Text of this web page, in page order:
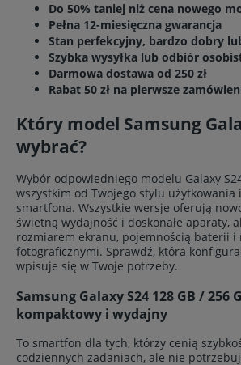
Do 50% taniej niż cena nowego
Pełna 12-miesięczna gwarancja
Stan perfekcyjny, bardzo dobry
Szybka wysyłka lub odbiór
Darmowa dostawa od 250 zł
Rabat 50 zł na pierwsze
Który model Samsung
wybrać?
Wybór odpowiedniego modelu Galaxy
wszystkim od Twojego stylu użytkowania
smartfona. Wszystkie wersje oferują
świetną wydajność i doskonałe aparaty,
rozmiarem ekranu, pojemnością baterii i
fotograficznymi. Sprawdź, która
wpisuje się w Twoje potrzeby.
Samsung Galaxy S24 128 GB / 256
kompaktowy i wydajny
To smartfon dla tych, którzy cenią
codziennych zadaniach, ale nie